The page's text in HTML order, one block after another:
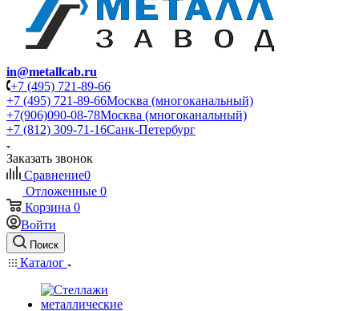
in@metallcab.ru
+7 (495) 721-89-66
+7 (495) 721-89-66Москва (многоканальный)
+7(906)090-08-78Москва (многоканальный)
+7 (812) 309-71-16Санк-Петербург
Заказать звонок
Сравнение0
Отложенные 0
Корзина 0
Войти
Поиск
Каталог